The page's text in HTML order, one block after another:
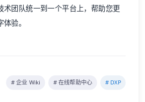
术团队统一到一个平台上，帮助您更
验。
# 企业 Wiki # 在线帮助中心 # DXP